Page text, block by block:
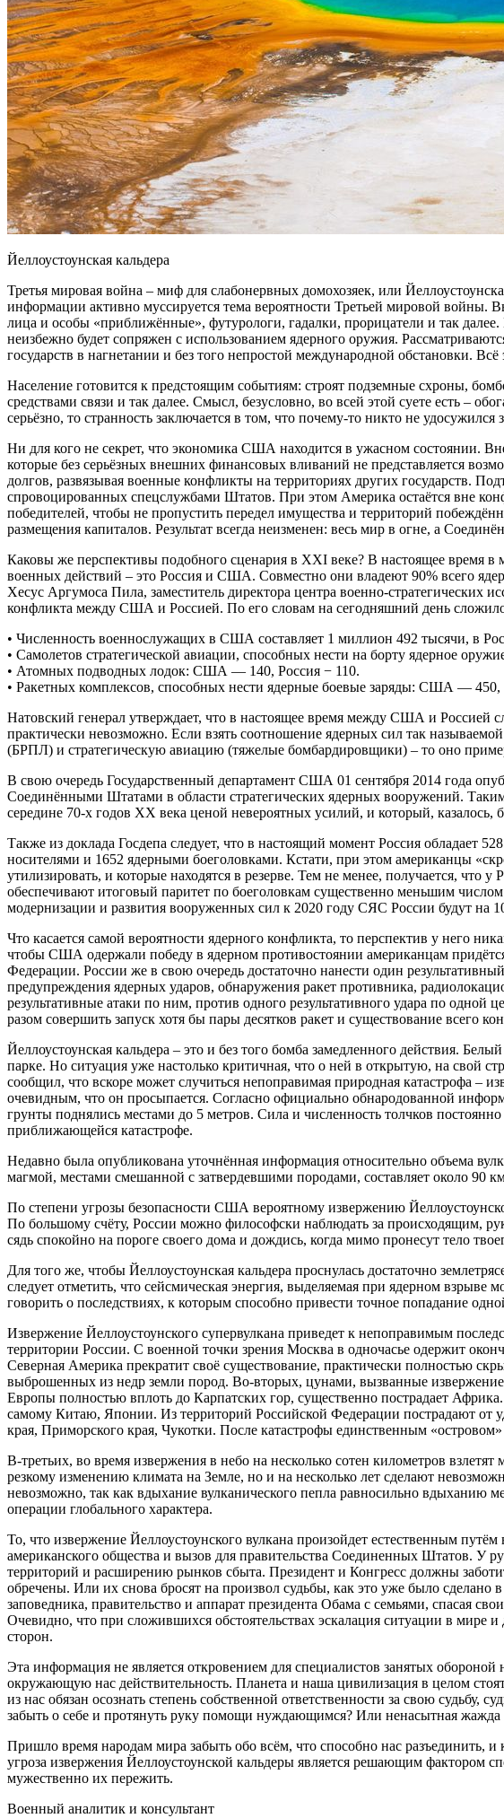
Йеллоустоунская кальдера
Третья мировая война – миф для слабонервных домохозяек, или
информации активно муссируется тема вероятности Третьей мировой
лица и особы «приближённые», футурологи, гадалки, прорицатели и так
неизбежно будет сопряжен с использованием ядерного оружия.
государств в нагнетании и без того непростой международной обстановки.
Население готовится к предстоящим событиям: строят подземные схроны,
средствами связи и так далее. Смысл, безусловно, во всей этой суете есть –
серьёзно, то странность заключается в том, что почему-то никто не
Ни для кого не секрет, что экономика США находится в ужасном состоянии.
которые без серьёзных внешних финансовых вливаний не представляется
долгов, развязывая военные конфликты на территориях других государств.
спровоцированных спецслужбами Штатов. При этом Америка остаётся вне
победителей, чтобы не пропустить передел имущества и территорий
размещения капиталов. Результат всегда неизменен: весь мир в огне, а
Каковы же перспективы подобного сценария в XXI веке? В настоящее время
военных действий – это Россия и США. Совместно они владеют 90% всего
Хесус Аргумоса Пила, заместитель директора центра военно-
конфликта между США и Россией. По его словам на сегодняшний день
• Численность военнослужащих в США составляет 1 миллион 492 тысячи, в
• Самолетов стратегической авиации, способных нести на борту ядерное
• Атомных подводных лодок: США — 140, Россия − 110.
• Ракетных комплексов, способных нести ядерные боевые заряды: США —
Натовский генерал утверждает, что в настоящее время между США и Россией
практически невозможно. Если взять соотношение ядерных сил так
(БРПЛ) и стратегическую авиацию (тяжелые бомбардировщики) – то оно
В свою очередь Государственный департамент США 01 сентября 2014 года
Соединёнными Штатами в области стратегических ядерных вооружений.
середине 70-х годов ХХ века ценой невероятных усилий, и который, казалось,
Также из доклада Госдепа следует, что в настоящий момент Россия обладает
носителями и 1652 ядерными боеголовками. Кстати, при этом американцы
утилизировать, и которые находятся в резерве. Тем не менее, получается,
обеспечивают итоговый паритет по боеголовкам существенно меньшим
модернизации и развития вооруженных сил к 2020 году СЯС России будут на
Что касается самой вероятности ядерного конфликта, то перспектив у него
чтобы США одержали победу в ядерном противостоянии американцам
Федерации. России же в свою очередь достаточно нанести один
предупреждения ядерных ударов, обнаружения ракет противника,
результативные атаки по ним, против одного результативного удара по
разом совершить запуск хотя бы пары десятков ракет и существование всего
Йеллоустоунская кальдера – это и без того бомба замедленного действия.
парке. Но ситуация уже настолько критичная, что о ней в открытую, на свой
сообщил, что вскоре может случиться непоправимая природная катастрофа –
очевидным, что он просыпается. Согласно официально обнародованной
грунты поднялись местами до 5 метров. Сила и численность толчков
приближающейся катастрофе.
Недавно была опубликована уточнённая информация относительно объема
магмой, местами смешанной с затвердевшими породами, составляет около 90
По степени угрозы безопасности США вероятному извержению
По большому счёту, России можно философски наблюдать за происходящим,
сядь спокойно на пороге своего дома и дождись, когда мимо пронесут тело
Для того же, чтобы Йеллоустоунская кальдера проснулась достаточно
следует отметить, что сейсмическая энергия, выделяемая при ядерном
говорить о последствиях, к которым способно привести точное попадание
Извержение Йеллоустоунского супервулкана приведет к непоправимым
территории России. С военной точки зрения Москва в одночасье одержит
Северная Америка прекратит своё существование, практически полностью
выброшенных из недр земли пород. Во-вторых, цунами, вызванные
Европы полностью вплоть до Карпатских гор, существенно пострадает
самому Китаю, Японии. Из территорий Российской Федерации пострадают от
края, Приморского края, Чукотки. После катастрофы единственным
В-третьих, во время извержения в небо на несколько сотен километров
резкому изменению климата на Земле, но и на несколько лет сделают
невозможно, так как вдыхание вулканического пепла равносильно вдыханию
операции глобального характера.
То, что извержение Йеллоустоунского вулкана произойдет естественным
американского общества и вызов для правительства Соединенных Штатов. У
территорий и расширению рынков сбыта. Президент и Конгресс должны
обречены. Или их снова бросят на произвол судьбы, как это уже было сделано
заповедника, правительство и аппарат президента Обама с семьями, спасая
Очевидно, что при сложившихся обстоятельствах эскалация ситуации в мире
сторон.
Эта информация не является откровением для специалистов занятых
окружающую нас действительность. Планета и наша цивилизация в целом
из нас обязан осознать степень собственной ответственности за свою
забыть о себе и протянуть руку помощи нуждающимся? Или ненасытная
Пришло время народам мира забыть обо всём, что способно нас разъединить,
угроза извержения Йеллоустоунской кальдеры является решающим фактором
мужественно их пережить.
Военный аналитик и консультант